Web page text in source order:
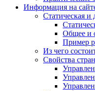
Информация на
Статическая
Общее и
Пример
Из чего
Свойства